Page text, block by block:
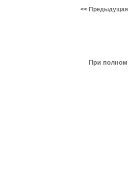
<< Предыдущая
При